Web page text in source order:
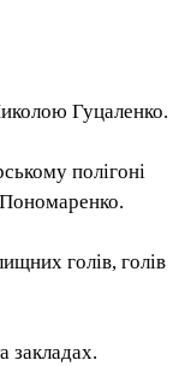
Гуцаленко.
полігоні
голів, голів
закладах.